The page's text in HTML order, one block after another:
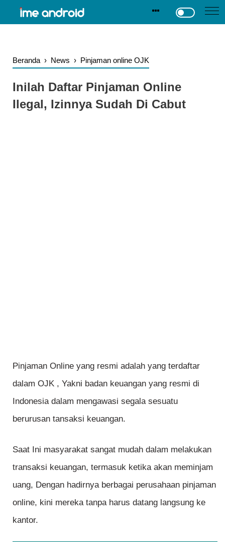
Beranda › News › Pinjaman online OJK
Inilah Daftar Pinjaman Online
Ilegal, Izinnya Sudah Di Cabut
Pinjaman Online yang resmi adalah yang terdaftar
dalam OJK , Yakni badan keuangan yang resmi di
Indonesia dalam mengawasi segala sesuatu
berurusan tansaksi keuangan.
Saat Ini masyarakat sangat mudah dalam melakukan
transaksi keuangan, termasuk ketika akan meminjam
uang, Dengan hadirnya berbagai perusahaan pinjaman
online, kini mereka tanpa harus datang langsung ke
kantor.